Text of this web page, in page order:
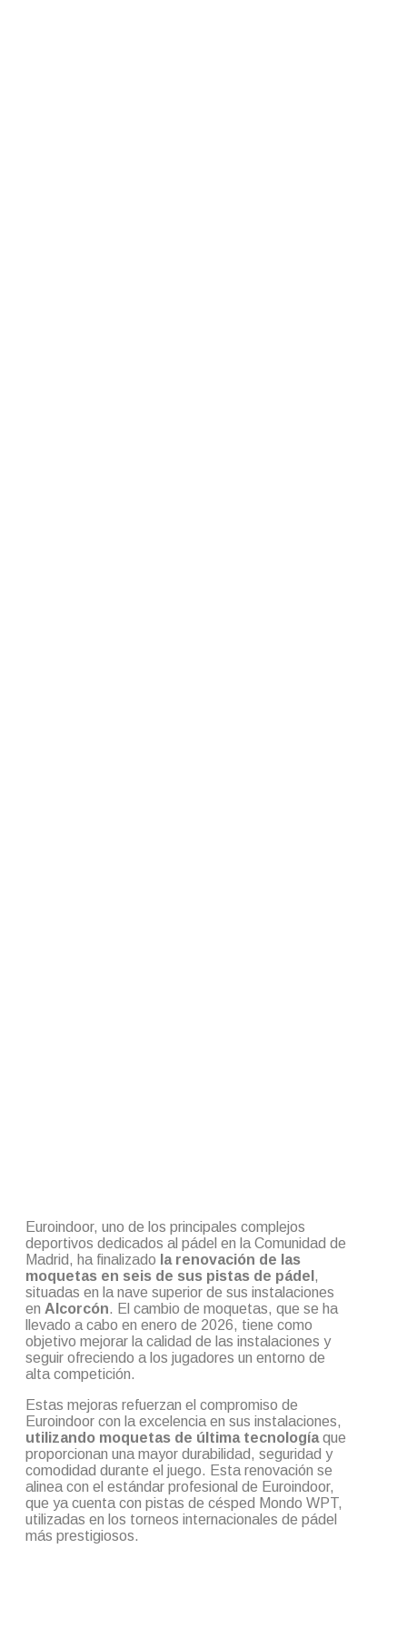
Euroindoor, uno de los principales complejos
deportivos dedicados al pádel en la Comunidad de
Madrid, ha finalizado la renovación de las
moquetas en seis de sus pistas de pádel ,
situadas en la nave superior de sus instalaciones
en Alcorcón. El cambio de moquetas, que se ha
llevado a cabo en enero de 2026, tiene como
objetivo mejorar la calidad de las instalaciones y
seguir ofreciendo a los jugadores un entorno de
alta competición.
Estas mejoras refuerzan el compromiso de
Euroindoor con la excelencia en sus instalaciones,
utilizando moquetas de última tecnologíaque
proporcionan una mayor durabilidad, seguridad y
comodidad durante el juego. Esta renovación se
alinea con el estándar profesional de Euroindoor,
que ya cuenta con pistas de césped Mondo WPT,
utilizadas en los torneos internacionales de pádel
más prestigiosos.